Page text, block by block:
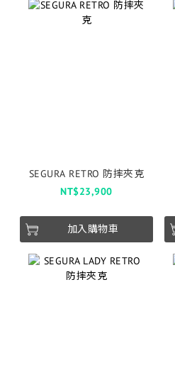
SEGURA RETRO 防摔夾克
NT$23,900
加入購物車